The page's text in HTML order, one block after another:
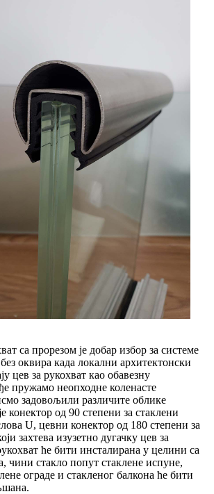
са прорезом је добар избор за системе
оквира када локални архитектонски
цев за рукохват као обавезну
пружамо неопходне коленасте
задовољили различите облике
конектор од 90 степени за стаклени
U, цевни конектор од 180 степени за
захтева изузетно дугачку цев за
ће бити инсталирана у целини са
чини стакло попут стаклене испуне,
ограде и стакленог балкона ће бити